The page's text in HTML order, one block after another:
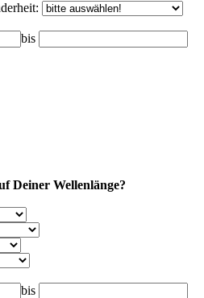
bis
Deiner Wellenlänge?
bis